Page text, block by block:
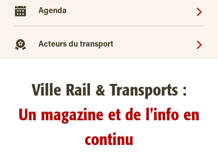
Agenda
Acteurs du transport
Ville Rail & Transports :
Un magazine et de l'info en
continu